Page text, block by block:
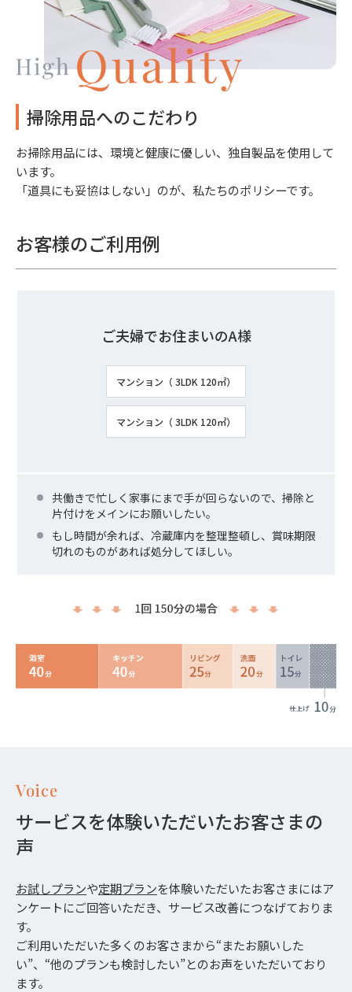
掃除用品へのこだわり
お掃除用品には、環境と健康に優しい、独自製品を使用して
います。
「道具にも妥協はしない」のが、私たちのポリシーです。
お客様のご利用例
ご夫婦でお住まいのA様
マンション（ 3LDK 120㎡）
マンション（ 3LDK 120㎡）
共働きで忙しく家事にまで手が回らないので、掃除と
片付けをメインにお願いしたい。
もし時間が余れば、冷蔵庫内を整理整頓し、賞味期限
切れのものがあれば処分してほしい。
Voice
サービスを体験いただいたお客さまの
声
お試しプランや定期プランを体験いただいたお客さまにはア
ンケートにご回答いただき、サービス改善につなげておりま
す。
ご利用いただいた多くのお客さまから“またお願いした
い”、“他のプランも検討したい”とのお声をいただいており
ます。